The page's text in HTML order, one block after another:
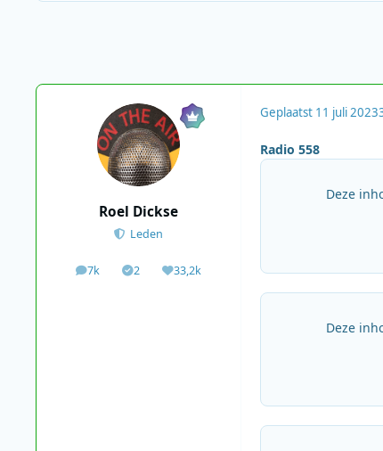
Roel Dickse
Leden
7k
berichten2
Solutions33,2k
Waardering
Geplaatst 11 juli 2023
Radio 558
Deze
Deze